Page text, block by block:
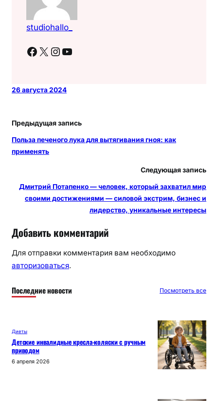
studiohallo_
Facebook X Instagram YouTube
26 августа 2024
Предыдущая запись
Польза печеного лука для вытягивания гноя: как
применять
Следующая запись
Дмитрий Потапенко — человек, который захватил мир
своими достижениями — силовой экстрим, бизнес и
лидерство, уникальные интересы
Добавить комментарий
Для отправки комментария вам необходимо
авторизоваться.
Последние новости Посмотреть все
Диеты
Детские инвалидные кресла-коляски с ручным
приводом
6 апреля 2026